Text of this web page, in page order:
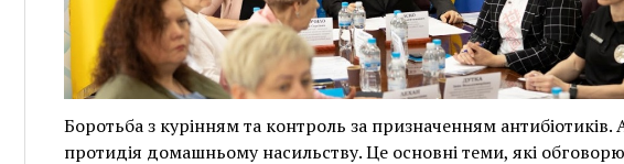
Боротьба з курінням та контроль за призначенням антибіотиків.
протидія домашньому насильству. Це основні теми, які